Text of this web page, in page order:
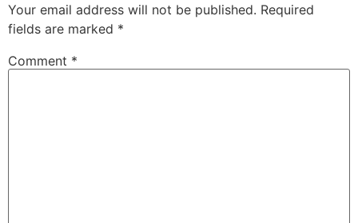
Your email address will not be published. Required
fields are marked *
Comment *